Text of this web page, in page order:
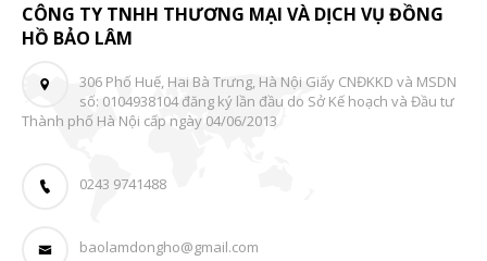
CÔNG TY TNHH THƯƠNG MẠI VÀ DỊCH VỤ ĐỒNG
HỒ BẢO LÂM
306 Phố Huế, Hai Bà Trưng, Hà Nội Giấy CNĐKKD và MSDN
số: 0104938104 đăng ký lần đầu do Sở Kế hoạch và Đầu tư
Thành phố Hà Nội cấp ngày 04/06/2013
0243 9741488
baolamdongho@gmail.com